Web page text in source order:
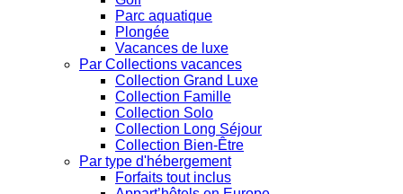
Parc aquatique
Plongée
Vacances de luxe
Par Collections vacances
Collection Grand Luxe
Collection Famille
Collection Solo
Collection Long Séjour
Collection Bien-Être
Par type d'hébergement
Forfaits tout inclus